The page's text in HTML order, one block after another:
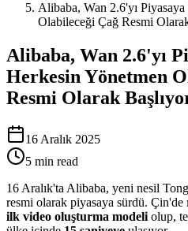
Alibaba, Wan 2.6'yı
Olabileceği Çağ Resmi
Alibaba, Wan 2.6'yı
Herkesin Yönetmen
Resmi Olarak
16 Aralık 2025
5 min read
16 Aralık'ta Alibaba, yeni nesil
resmi olarak piyasaya sürdü. Çin'de
ilk video oluşturma modeli olup,